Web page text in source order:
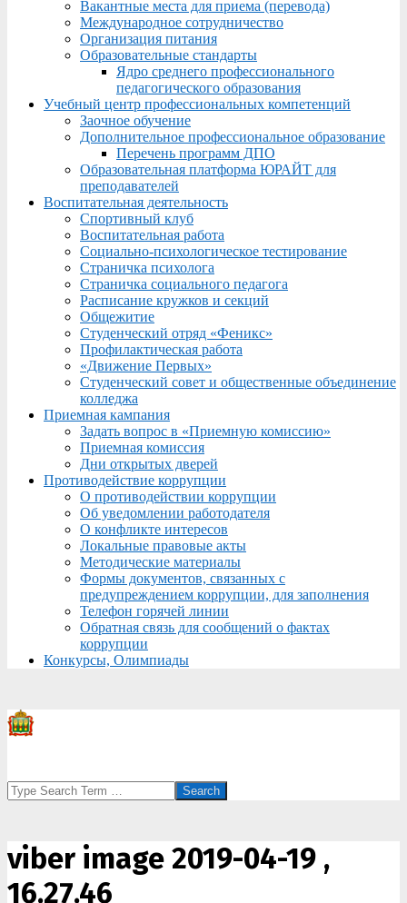
Вакантные места для приема (перевода)
Международное сотрудничество
Организация питания
Образовательные стандарты
Ядро среднего профессионального
педагогического образования
Учебный центр профессиональных компетенций
Заочное обучение
Дополнительное профессиональное образование
Перечень программ ДПО
Образовательная платформа ЮРАЙТ для
преподавателей
Воспитательная деятельность
Спортивный клуб
Воспитательная работа
Социально-психологическое тестирование
Страничка психолога
Страничка социального педагога
Расписание кружков и секций
Общежитие
Студенческий отряд «Феникс»
Профилактическая работа
«Движение Первых»
Студенческий совет и общественные объединение
колледжа
Приемная кампания
Задать вопрос в «Приемную комиссию»
Приемная комиссия
Дни открытых дверей
Противодействие коррупции
О противодействии коррупции
Об уведомлении работодателя
О конфликте интересов
Локальные правовые акты
Методические материалы
Формы документов, связанных с
предупреждением коррупции, для заполнения
Телефон горячей линии
Обратная связь для сообщений о фактах
коррупции
Конкурсы, Олимпиады
Search
viber image 2019-04-19 ,
16.27.46